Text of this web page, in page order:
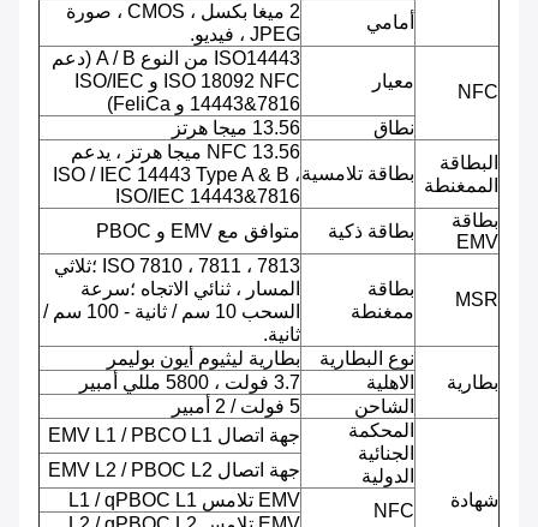
أمامي
2 ميغا بكسل ، CMOS ، صورة
JPEG ، فيديو.
NFC
معيار
ISO14443 من النوع A / B (دعم
ISO 18092 NFC و ISO/IEC
14443&7816 و FeliCa)
نطاق
13.56 ميجا هرتز
البطاقة
الممغنطة
بطاقة تلامسية
NFC 13.56 ميجا هرتز ، يدعم
ISO / IEC 14443 Type A & B ،
ISO/IEC 14443&7816
بطاقة
EMV
بطاقة ذكية متوافق مع EMV و PBOC
MSR
بطاقة
ممغنطة
ISO 7810 ، 7811 ، 7813 ؛ثلاثي
المسار ، ثنائي الاتجاه ؛سرعة
السحب 10 سم / ثانية - 100 سم /
ثانية.
بطارية
نوع البطارية
بطارية ليثيوم أيون بوليمر
الاهلية
3.7 فولت ، 5800 مللي أمبير
الشاحن
5 فولت / 2 أمبير
شهادة
المحكمة
الجنائية
الدولية
جهة اتصال EMV L1 / PBCO L1
جهة اتصال EMV L2 / PBOC L2
NFC
EMV تلامس L1 / qPBOC L1